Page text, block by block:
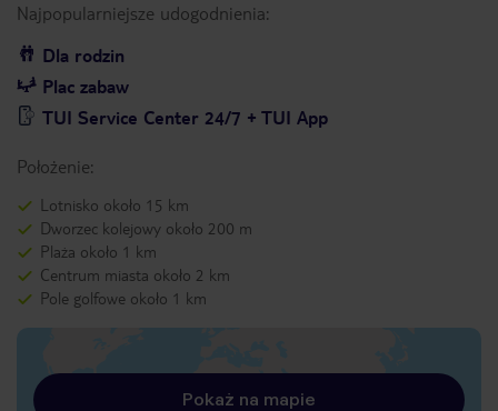
Najpopularniejsze udogodnienia:
Dla rodzin
Plac zabaw
TUI Service Center 24/7 + TUI App
Położenie:
Lotnisko około 15 km
Dworzec kolejowy około 200 m
Plaża około 1 km
Centrum miasta około 2 km
Pole golfowe około 1 km
Pokaż na mapie